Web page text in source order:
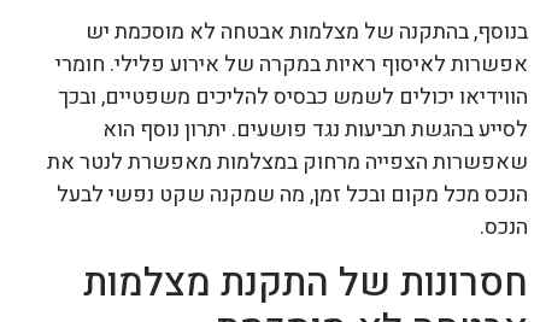
בנוסף, בהתקנה של מצלמות אבטחה לא מוסכמת יש
אפשרות לאיסוף ראיות במקרה של אירוע פלילי. חומרי
הווידיאו יכולים לשמש כבסיס להליכים משפטיים, ובכך
לסייע בהגשת תביעות נגד פושעים. יתרון נוסף הוא
שאפשרות הצפייה מרחוק במצלמות מאפשרת לנטר את
הנכס מכל מקום ובכל זמן, מה שמקנה שקט נפשי לבעל
הנכס.
חסרונות של התקנת מצלמות